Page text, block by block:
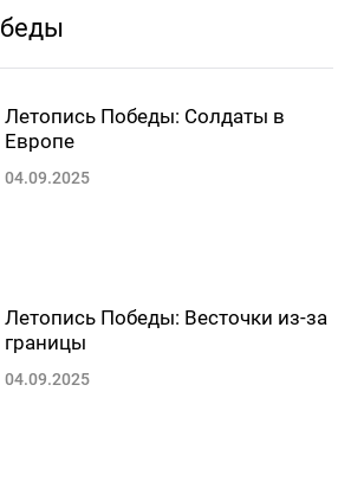
Летопись Победы: Солдаты в
Европе
04.09.2025
Летопись Победы: Весточки из-за
границы
04.09.2025